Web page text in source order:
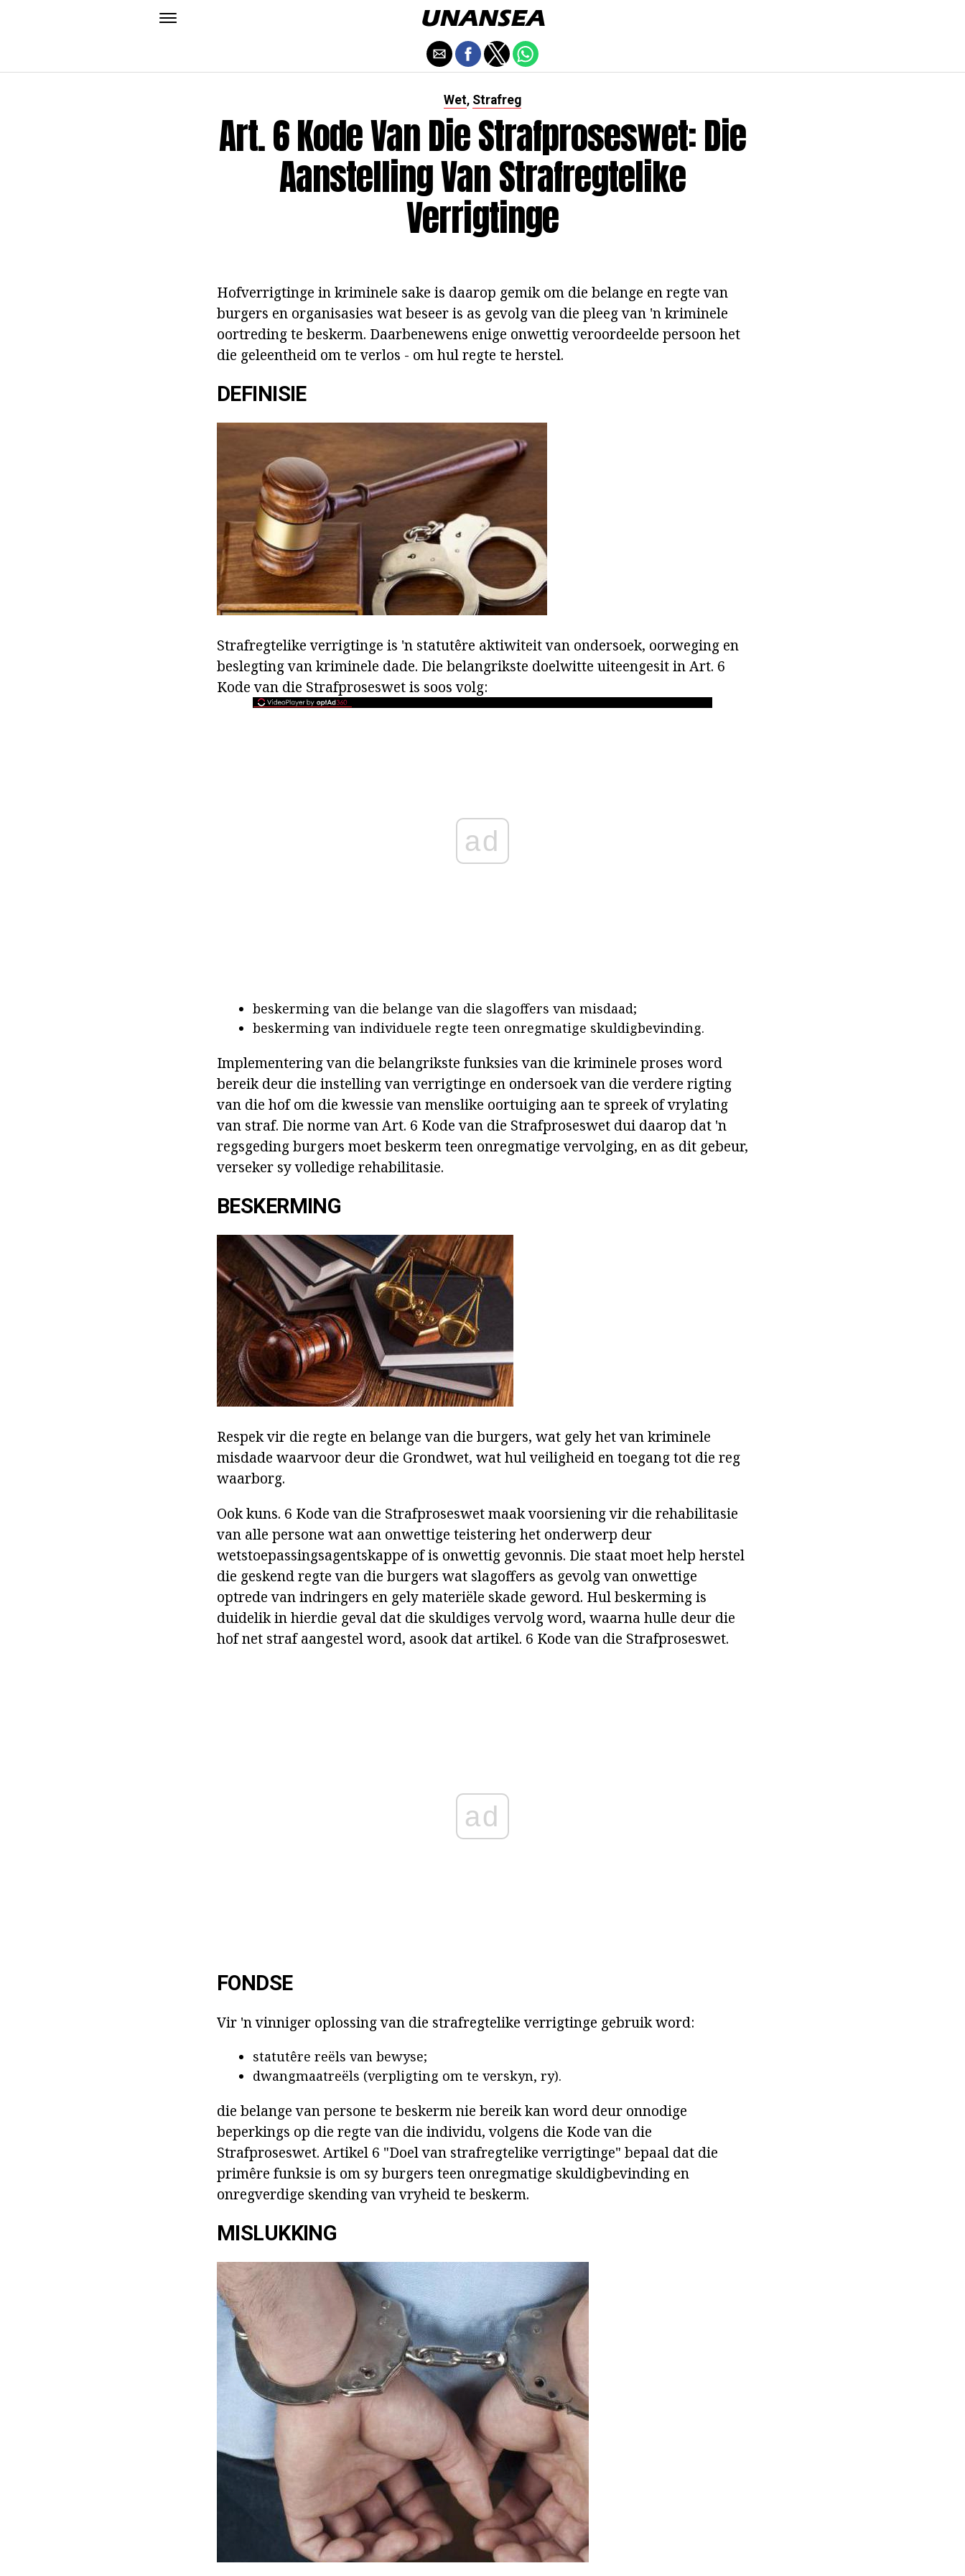
Wet, Strafreg
Art. 6 Kode Van Die Strafproseswet: Die
Aanstelling Van Strafregtelike
Verrigtinge
Hofverrigtinge in kriminele sake is daarop gemik om die belange en regte van
burgers en organisasies wat beseer is as gevolg van die pleeg van 'n kriminele
oortreding te beskerm. Daarbenewens enige onwettig veroordeelde persoon het
die geleentheid om te verlos - om hul regte te herstel.
DEFINISIE
Strafregtelike verrigtinge is 'n statutêre aktiwiteit van ondersoek, oorweging en
beslegting van kriminele dade. Die belangrikste doelwitte uiteengesit in Art. 6
Kode van die Strafproseswet is soos volg:
ad
beskerming van die belange van die slagoffers van misdaad;
beskerming van individuele regte teen onregmatige skuldigbevinding.
Implementering van die belangrikste funksies van die kriminele proses word
bereik deur die instelling van verrigtinge en ondersoek van die verdere rigting
van die hof om die kwessie van menslike oortuiging aan te spreek of vrylating
van straf. Die norme van Art. 6 Kode van die Strafproseswet dui daarop dat 'n
regsgeding burgers moet beskerm teen onregmatige vervolging, en as dit gebeur,
verseker sy volledige rehabilitasie.
BESKERMING
Respek vir die regte en belange van die burgers, wat gely het van kriminele
misdade waarvoor deur die Grondwet, wat hul veiligheid en toegang tot die reg
waarborg.
Ook kuns. 6 Kode van die Strafproseswet maak voorsiening vir die rehabilitasie
van alle persone wat aan onwettige teistering het onderwerp deur
wetstoepassingsagentskappe of is onwettig gevonnis. Die staat moet help herstel
die geskend regte van die burgers wat slagoffers as gevolg van onwettige
optrede van indringers en gely materiële skade geword. Hul beskerming is
duidelik in hierdie geval dat die skuldiges vervolg word, waarna hulle deur die
hof net straf aangestel word, asook dat artikel. 6 Kode van die Strafproseswet.
ad
FONDSE
Vir 'n vinniger oplossing van die strafregtelike verrigtinge gebruik word:
statutêre reëls van bewyse;
dwangmaatreëls (verpligting om te verskyn, ry).
die belange van persone te beskerm nie bereik kan word deur onnodige
beperkings op die regte van die individu, volgens die Kode van die
Strafproseswet. Artikel 6 "Doel van strafregtelike verrigtinge" bepaal dat die
primêre funksie is om sy burgers teen onregmatige skuldigbevinding en
onregverdige skending van vryheid te beskerm.
MISLUKKING